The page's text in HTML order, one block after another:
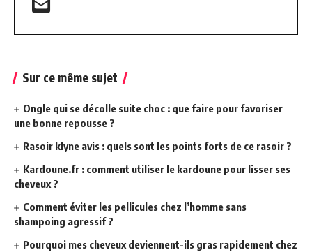
Sur ce même sujet
Ongle qui se décolle suite choc : que faire pour favoriser
une bonne repousse ?
Rasoir klyne avis : quels sont les points forts de ce rasoir ?
Kardoune.fr : comment utiliser le kardoune pour lisser ses
cheveux ?
Comment éviter les pellicules chez l’homme sans
shampoing agressif ?
Pourquoi mes cheveux deviennent-ils gras rapidement chez